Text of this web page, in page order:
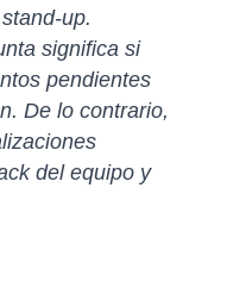
up.
significa si
pendientes
De lo contrario,
del equipo y